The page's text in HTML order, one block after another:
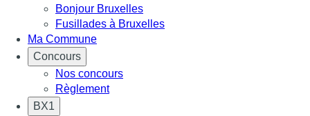
Bonjour Bruxelles
Fusillades à Bruxelles
Ma Commune
Concours
Nos concours
Règlement
BX1